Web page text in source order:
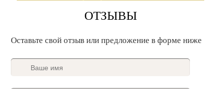
ОТЗЫВЫ
Оставьте свой отзыв или предложение в форме ниже